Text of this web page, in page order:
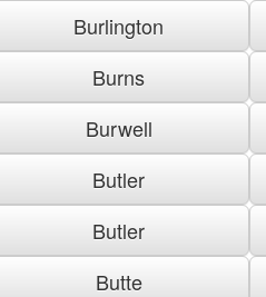
Burlington
Burns
Burwell
Butler
Butler
Butte